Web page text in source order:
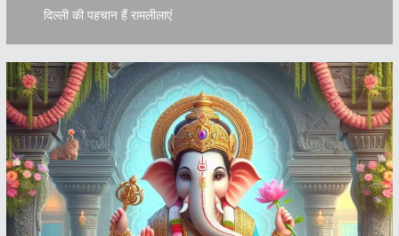
दिल्ली की पहचान हैं रामलीलाएं